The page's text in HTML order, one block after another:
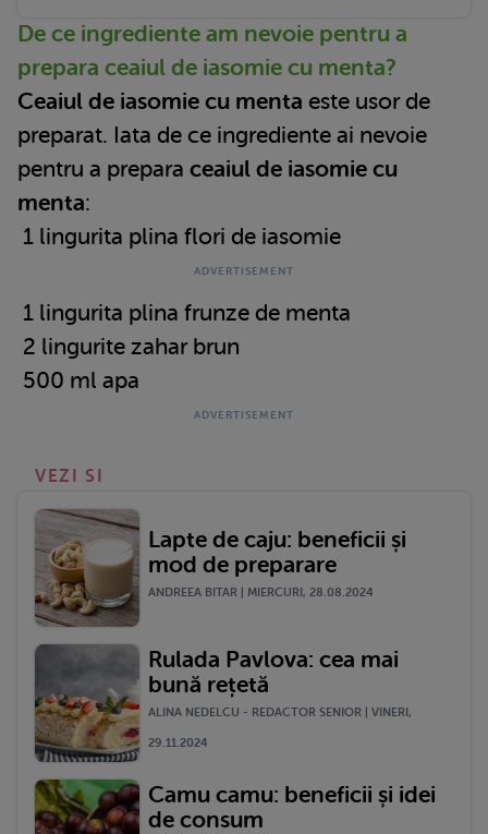
De ce ingrediente am nevoie pentru a
prepara ceaiul de iasomie cu menta?
Ceaiul de iasomie cu menta este usor de
preparat. Iata de ce ingrediente ai nevoie
pentru a prepara ceaiul de iasomie cu
menta:
1 lingurita plina flori de iasomie
1 lingurita plina frunze de menta
2 lingurite zahar brun
500 ml apa
VEZI SI
Lapte de caju: beneficii și
mod de preparare
ANDREEA BITAR | MIERCURI, 28.08.2024
Rulada Pavlova: cea mai
bună rețetă
ALINA NEDELCU - REDACTOR SENIOR | VINERI,
29.11.2024
Camu camu: beneficii și idei
de consum